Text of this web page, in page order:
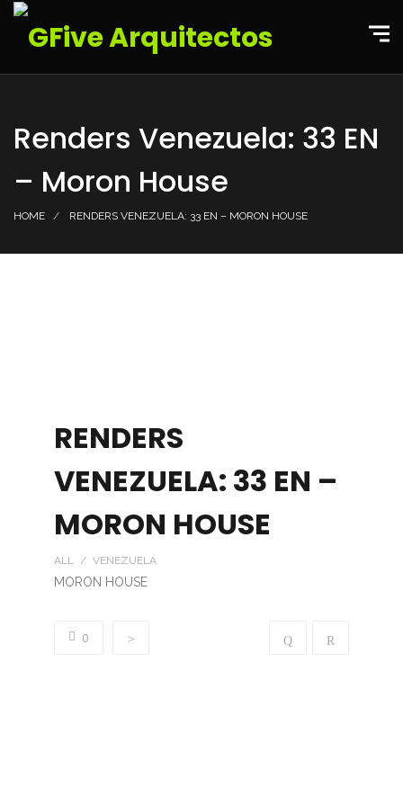
Renders Venezuela: 33 EN
– Moron House
HOME RENDERS VENEZUELA: 33 EN – MORON HOUSE
RENDERS
VENEZUELA: 33 EN –
MORON HOUSE
ALL / VENEZUELA
MORON HOUSE
0